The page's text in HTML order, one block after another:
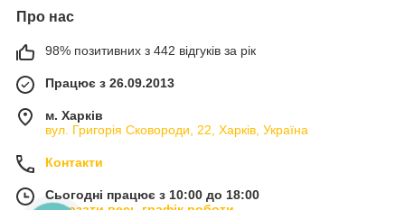
Про нас
98% позитивних з 442 відгуків за рік
Працює з 26.09.2013
м. Харків
вул. Григорія Сковороди, 22, Харків, Україна
Контакти
Сьогодні працює з 10:00 до 18:00